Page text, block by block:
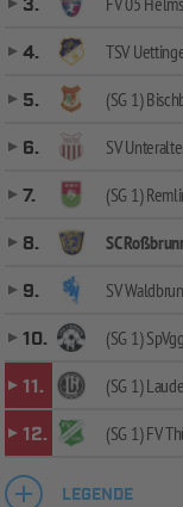
4.
TSV
5.
(SG 1)
6.
SV
7.
(SG 1)
8.
SC
9.
SV
10.
(SG 1)
11.
(SG 1)
12.
(SG 1) FV
LEGENDE